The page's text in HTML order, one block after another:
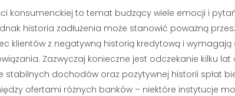
konsumenckiej to temat budzący wiele emocji i
historia zadłużenia może stanowić poważną
klientów z negatywną historią kredytową i wymagają
Zazwyczaj konieczne jest odczekanie kilku
dochodów oraz pozytywnej historii spłat
ofertami różnych banków – niektóre instytucje